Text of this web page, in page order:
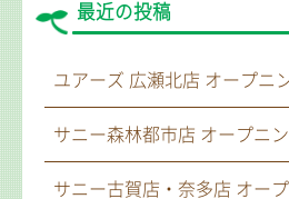
最近の投稿
ユアーズ 広瀬北店 オープニ
サニー森林都市店 オープニ
サニー古賀店・奈多店 オー